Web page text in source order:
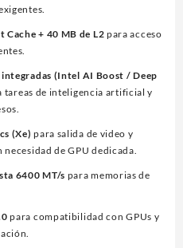
Cache + 40 MB de L2 para acceso
integradas (Intel AI Boost / Deep
tareas de inteligencia artificial y
(Xe) para salida de video y
de GPU dedicada.
6400 MT/s para memorias de
para compatibilidad con GPUs y